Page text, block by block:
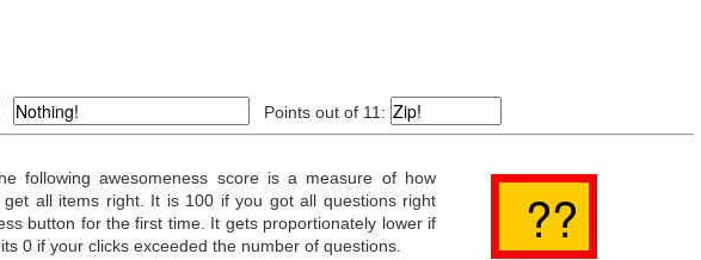
Points out of 11:
following awesomeness score is a measure of how
all items right. It is 100 if you got all questions right
button for the first time. It gets proportionately lower if
0 if your clicks exceeded the number of questions.
Misión
del FBI, tamaño de póquer, 5 tarjetas únicas
de la Comisión
222 en total
de Ronda.
Capo